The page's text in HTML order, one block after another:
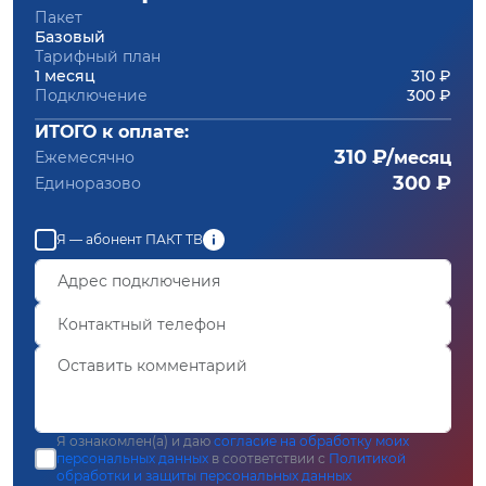
Пакет
Базовый
Тарифный план
1 месяц
310 ₽
Подключение
300 ₽
ИТОГО к оплате:
Ежемесячно 310 ₽/месяц
Единоразово 300 ₽
Я — абонент ПАКТ ТВ
Я ознакомлен(а) и даю согласие на обработку моих
персональных данных в соответствии с Политикой
обработки и защиты персональных данных